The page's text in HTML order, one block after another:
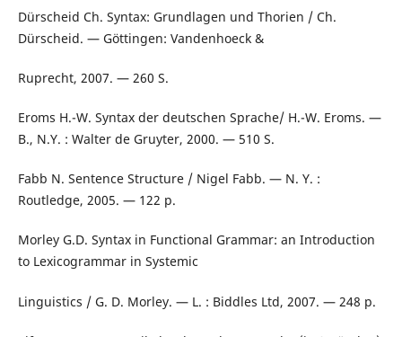
Dürscheid Ch. Syntax: Grundlagen und Thorien / Ch.
Dürscheid. — Göttingen: Vandenhoeck &
Ruprecht, 2007. — 260 S.
Eroms H.-W. Syntax der deutschen Sprache/ H.-W. Eroms. —
B., N.Y. : Walter de Gruyter, 2000. — 510 S.
Fabb N. Sentence Structure / Nigel Fabb. — N. Y. :
Routledge, 2005. — 122 p.
Morley G.D. Syntax in Functional Grammar: an Introduction
to Lexicogrammar in Systemic
Linguistics / G. D. Morley. — L. : Biddles Ltd, 2007. — 248 p.